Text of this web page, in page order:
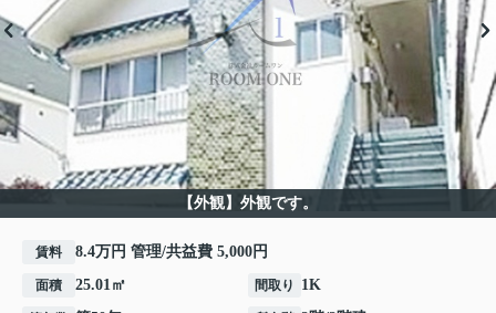
【外観】外観です。
賃料 8.4万円 管理/共益費 5,000円
面積 25.01㎡ 間取り 1K